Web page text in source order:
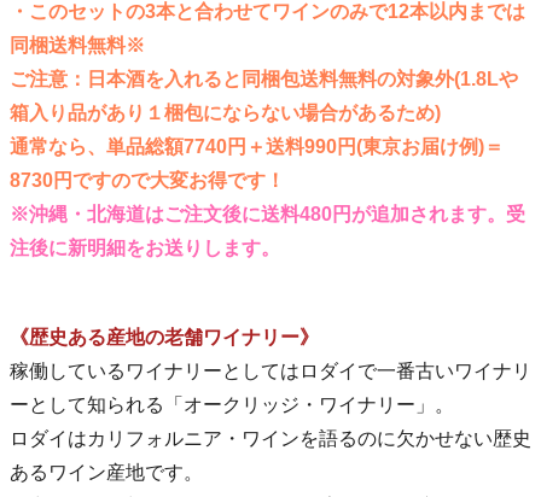
・このセットの3本と合わせてワインのみで12本以内までは
同梱送料無料※
ご注意：日本酒を入れると同梱包送料無料の対象外(1.8Lや
箱入り品があり１梱包にならない場合があるため)
通常なら、単品総額7740円＋送料990円(東京お届け例)＝
8730円ですので大変お得です！
※沖縄・北海道はご注文後に送料480円が追加されます。受
注後に新明細をお送りします。
《歴史ある産地の老舗ワイナリー》
稼働しているワイナリーとしてはロダイで一番古いワイナリ
ーとして知られる「オークリッジ・ワイナリー」。
ロダイはカリフォルニア・ワインを語るのに欠かせない歴史
あるワイン産地です。